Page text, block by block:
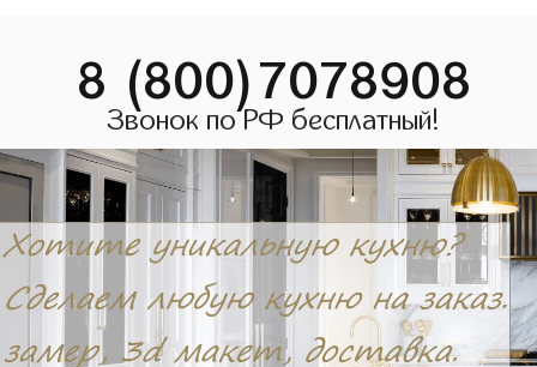
8 (800)7078908
Звонок по РФ бесплатный!